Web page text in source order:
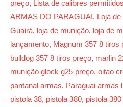
preço, Lista de calibres permitidos
ARMAS DO PARAGUAI, Loja
Guairá, loja de munição, loja de
lançamento, Magnum 357 8 tiros
bulldog 357 8 tiros preço, marlin
munição glock g25 preço, oitao
pantanal armas, Paraguai armas
pistola 38, pistola 380, pistola